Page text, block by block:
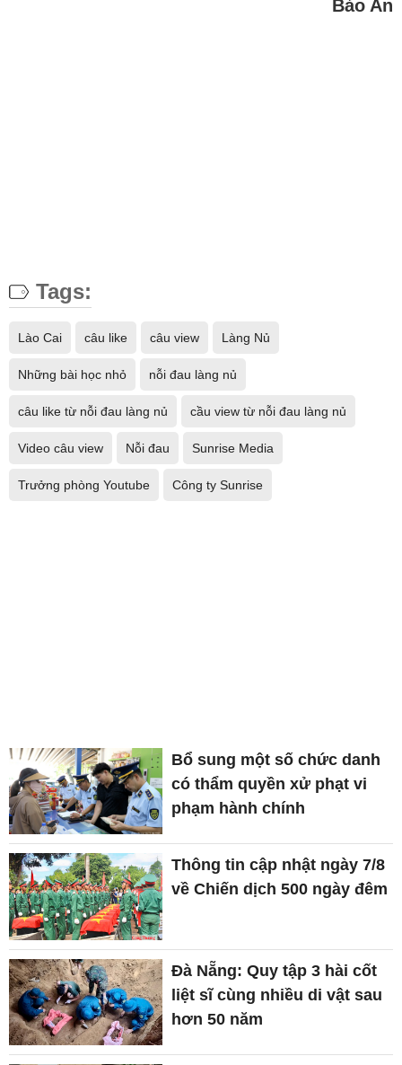
Bảo An
Tags:
Lào Cai câu like câu view Làng Nủ
Những bài học nhỏ nỗi đau làng nủ
câu like từ nỗi đau làng nủ cầu view từ nỗi đau làng nủ
Video câu view Nỗi đau Sunrise Media
Trưởng phòng Youtube Công ty Sunrise
Bổ sung một số chức danh
có thẩm quyền xử phạt vi
phạm hành chính
Thông tin cập nhật ngày 7/8
về Chiến dịch 500 ngày đêm
Đà Nẵng: Quy tập 3 hài cốt
liệt sĩ cùng nhiều di vật sau
hơn 50 năm